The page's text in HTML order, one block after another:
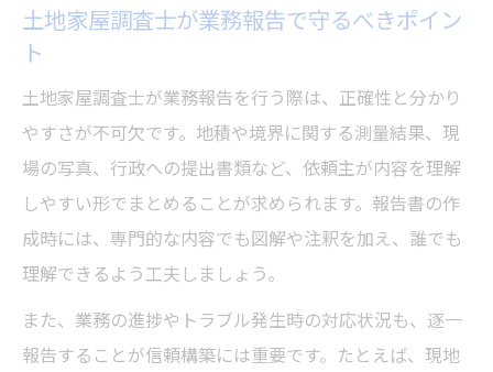
土地家屋調査士が業務報告で守るべきポイン
ト
土地家屋調査士が業務報告を行う際は、正確性と分かり
やすさが不可欠です。地積や境界に関する測量結果、現
場の写真、行政への提出書類など、依頼主が内容を理解
しやすい形でまとめることが求められます。報告書の作
成時には、専門的な内容でも図解や注釈を加え、誰でも
理解できるよう工夫しましょう。
また、業務の進捗やトラブル発生時の対応状況も、逐一
報告することが信頼構築には重要です。たとえば、現地